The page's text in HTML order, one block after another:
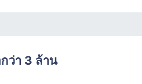
ว่า 3 ล้าน